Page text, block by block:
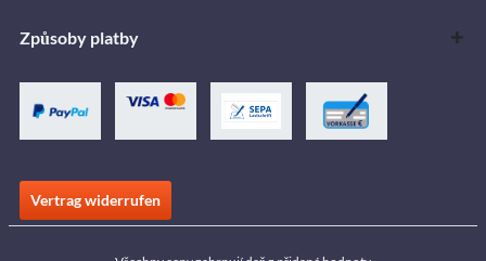
Způsoby platby
Vertrag widerrufen